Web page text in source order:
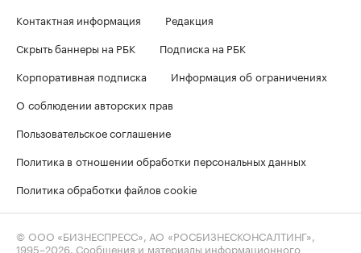
Контактная информация
Редакция
Скрыть баннеры на РБК
Подписка на РБК
Корпоративная подписка
Информация об ограничениях
О соблюдении авторских прав
Пользовательское соглашение
Политика в отношении обработки персональных данных
Политика обработки файлов cookie
© ООО «БИЗНЕСПРЕСС», АО «РОСБИЗНЕСКОНСАЛТИНГ»,
1995–2026 . Сообщения и материалы информационного